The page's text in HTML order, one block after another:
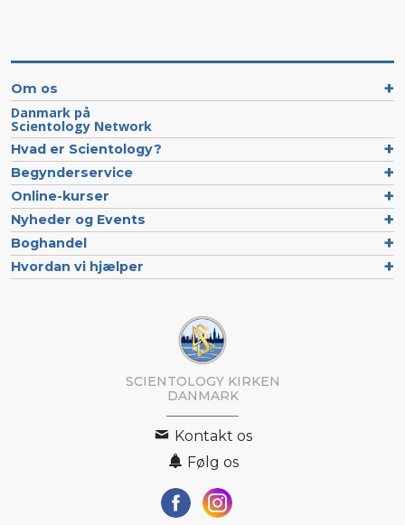
Om os
Danmark på
Scientology Network
Hvad er Scientology?
Begynderservice
Online-kurser
Nyheder og Events
Boghandel
Hvordan vi hjælper
SCIENTOLOGY KIRKEN
DANMARK
Kontakt os
Følg os